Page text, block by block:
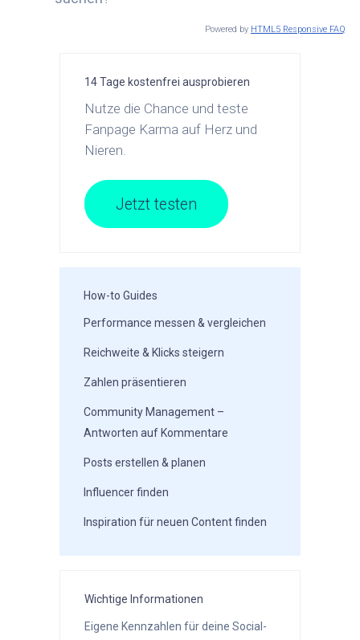
Powered by HTML5 Responsive FAQ
14 Tage kostenfrei ausprobieren
Nutze die Chance und teste
Fanpage Karma auf Herz und
Nieren.
Jetzt testen
How-to Guides
Performance messen & vergleichen
Reichweite & Klicks steigern
Zahlen präsentieren
Community Management –
Antworten auf Kommentare
Posts erstellen & planen
Influencer finden
Inspiration für neuen Content finden
Wichtige Informationen
Eigene Kennzahlen für deine Social-